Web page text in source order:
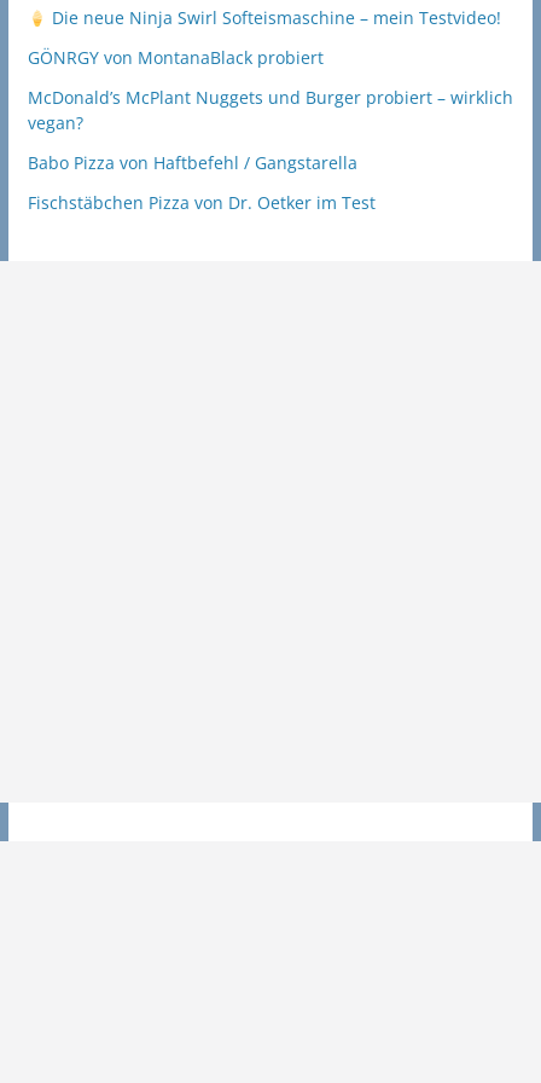
Die neue Ninja Swirl Softeismaschine – mein Testvideo!
GÖNRGY von MontanaBlack probiert
McDonald’s McPlant Nuggets und Burger probiert – wirklich
vegan?
Babo Pizza von Haftbefehl / Gangstarella
Fischstäbchen Pizza von Dr. Oetker im Test